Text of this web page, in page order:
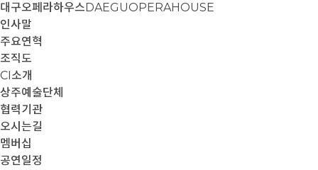
대구오페라하우스DAEGUOPERAHOUSE
인사말
주요연혁
조직도
CI소개
상주예술단체
협력기관
오시는길
멤버십
공연일정